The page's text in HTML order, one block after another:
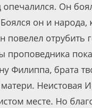
Он
он и
повелел
проповедника
Филиппа, брата
Неистовая
месте. Но